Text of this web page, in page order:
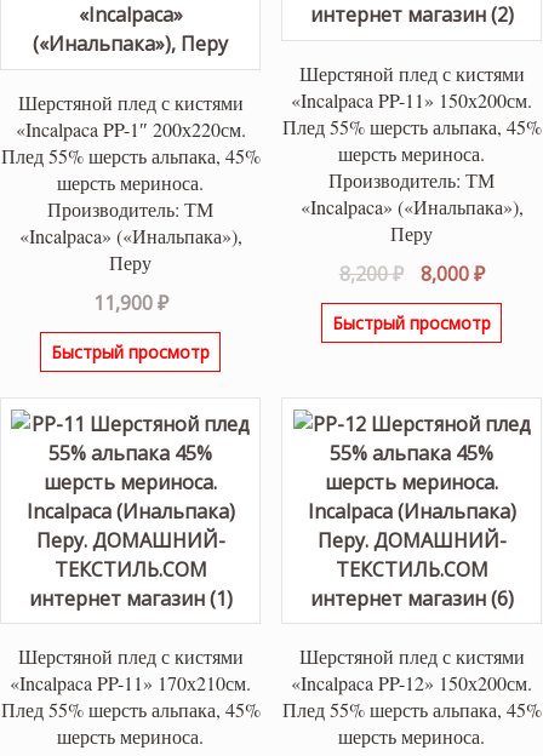
Шерстяной плед с кистями
«Incalpaca PP-1″ 200х220см.
Плед 55% шерсть альпака, 45%
шерсть мериноса.
Производитель: ТМ
«Incalpaca» («Инальпака»),
Перу
11,900₽
Быстрый просмотр
Шерстяной плед с кистями
«Incalpaca PP-11» 150х200см.
Плед 55% шерсть альпака, 45%
шерсть мериноса.
Производитель: ТМ
«Incalpaca» («Инальпака»),
Перу
8,200₽
цена
составляла
8,000₽
цена:
8,000
Быстрый просмотр
Шерстяной плед с кистями
«Incalpaca PP-11» 170х210см.
Плед 55% шерсть альпака, 45%
шерсть мериноса.
Шерстяной плед с кистями
«Incalpaca PP-12» 150х200см.
Плед 55% шерсть альпака, 45%
шерсть мериноса.